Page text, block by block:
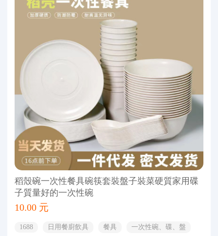
稻殼碗一次性餐具碗筷套裝盤子裝菜硬質家用碟
子質量好的一次性碗
10.00 元
1688 日用餐廚飲具 餐具
一次性碗、碟、盤